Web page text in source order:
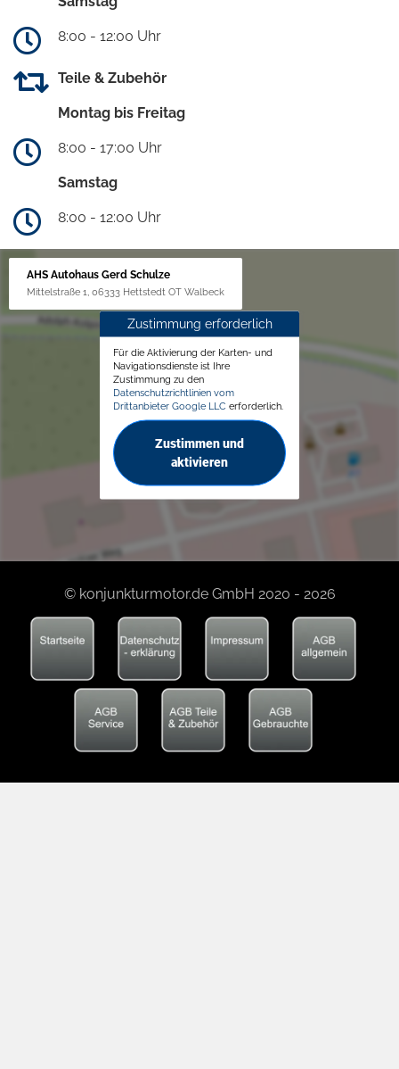
8:00 - 12:00 Uhr
Teile & Zubehör
Montag bis Freitag
8:00 - 17:00 Uhr
Samstag
8:00 - 12:00 Uhr
AHS Autohaus Gerd Schulze
Mittelstraße 1, 06333 Hettstedt OT Walbeck
Zustimmung erforderlich
Für die Aktivierung der Karten- und
Navigationsdienste ist Ihre
Zustimmung zu den
Datenschutzrichtlinien vom
Drittanbieter Google LLC erforderlich.
Zustimmen und
aktivieren
© konjunkturmotor.de GmbH 2020 - 2026